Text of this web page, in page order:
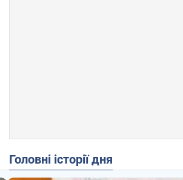
Головні історії дня